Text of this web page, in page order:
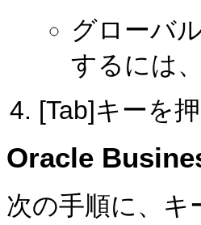
グローバ
するには
[Tab]キーを
Oracle
次の手順に、